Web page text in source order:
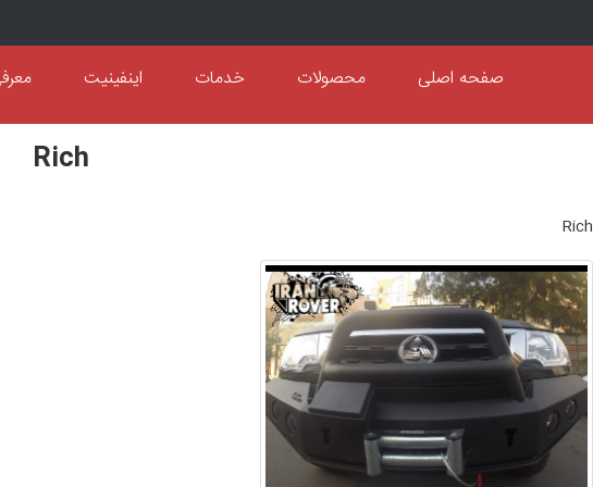
صفحه اصلی محصولات خدمات اینفینیت
Rich
Rich